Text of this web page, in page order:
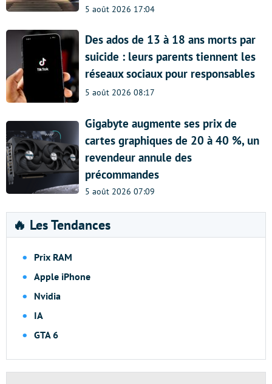
5 août 2026 17:04
Des ados de 13 à 18 ans morts par
suicide : leurs parents tiennent les
réseaux sociaux pour responsables
5 août 2026 08:17
Gigabyte augmente ses prix de
cartes graphiques de 20 à 40 %, un
revendeur annule des
précommandes
5 août 2026 07:09
🔥 Les Tendances
Prix RAM
Apple iPhone
Nvidia
IA
GTA 6